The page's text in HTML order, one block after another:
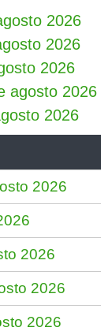
2026
2026
2026
agosto 2026
2026
2026
2026
2026
2026